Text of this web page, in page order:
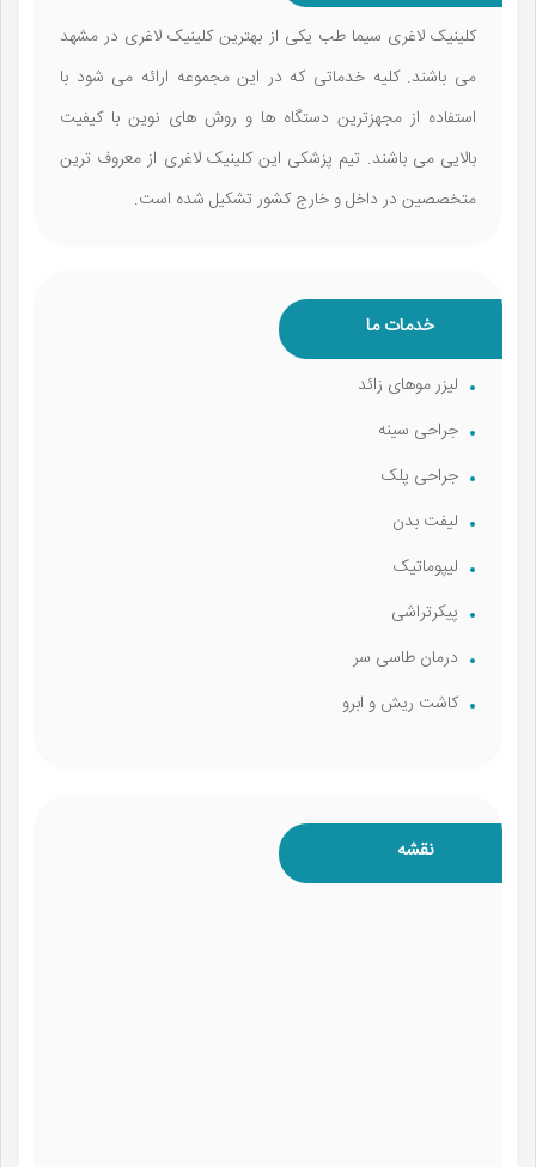
کلینیک لاغری سیما طب یکی از بهترین کلینیک لاغری در مشهد
می باشند. کلیه خدماتی که در این مجموعه ارائه می شود با
استفاده از مجهزترین دستگاه ها و روش های نوین با کیفیت
بالایی می باشند. تیم پزشکی این کلینیک لاغری از معروف ترین
متخصصین در داخل و خارج کشور تشکیل شده است.
خدمات ما
لیزر موهای زائد
جراحی سینه
جراحی پلک
لیفت بدن
لیپوماتیک
پیکرتراشی
درمان طاسی سر
کاشت ریش و ابرو
نقشه